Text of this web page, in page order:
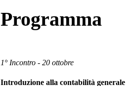
Programma
1° Incontro - 20 ottobre
Introduzione alla contabilità generale